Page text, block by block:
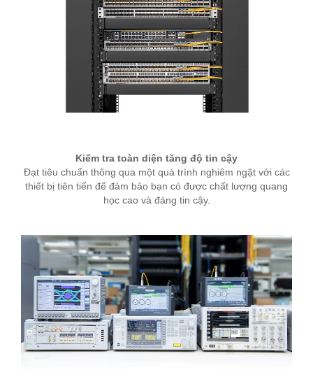
Kiểm tra toàn diện tăng độ tin cậy
Đạt tiêu chuẩn thông qua một quá trình nghiêm ngặt với các
thiết bị tiên tiến để đảm bảo bạn có được chất lượng quang
học cao và đáng tin cậy.